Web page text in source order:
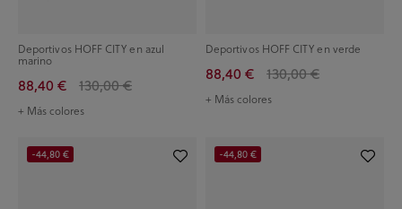
Deportivos HOFF CITY en azul
marino
88,40 € 130,00 €
+ Más colores
Deportivos HOFF CITY en verde
88,40 € 130,00 €
+ Más colores
-44,80 € -44,80 €